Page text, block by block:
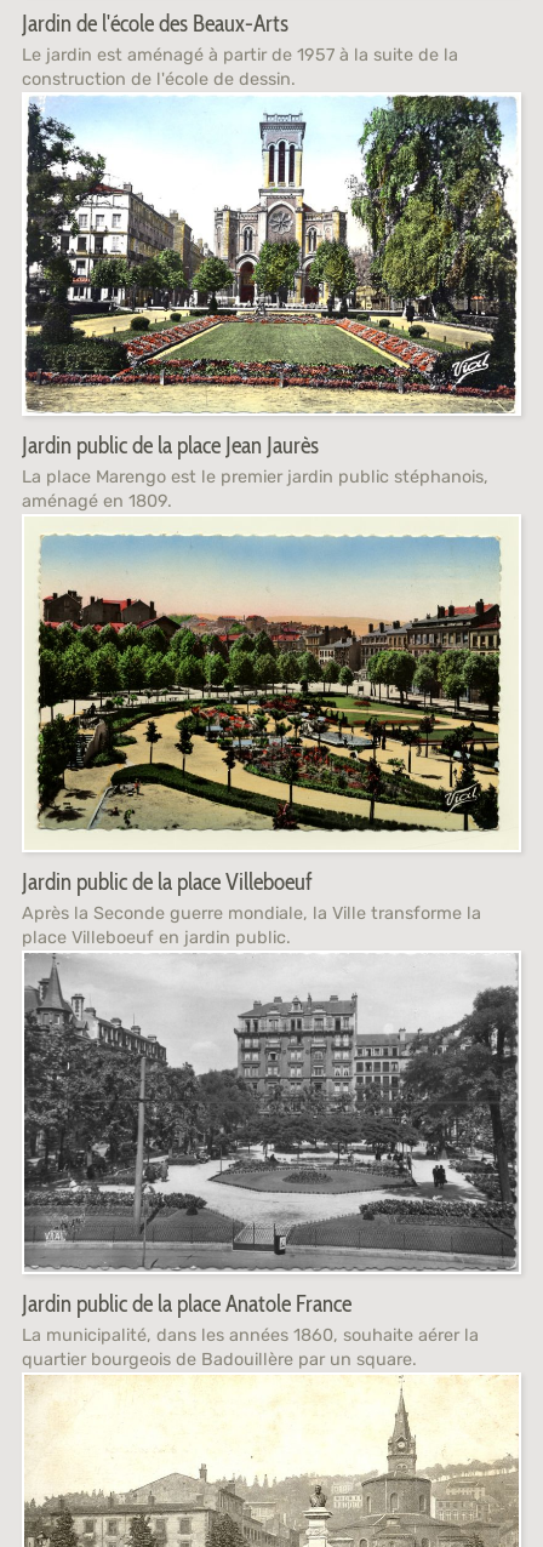
Jardin de l'école des Beaux-Arts
Le jardin est aménagé à partir de 1957 à la suite de la
construction de l'école de dessin.
Jardin public de la place Jean Jaurès
La place Marengo est le premier jardin public stéphanois,
aménagé en 1809.
Jardin public de la place Villeboeuf
Après la Seconde guerre mondiale, la Ville transforme la
place Villeboeuf en jardin public.
Jardin public de la place Anatole France
La municipalité, dans les années 1860, souhaite aérer la
quartier bourgeois de Badouillère par un square.